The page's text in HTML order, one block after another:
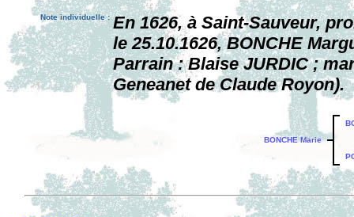
Note individuelle : En 1626, à Saint-Sauveur,
le 25.10.1626, BONCHE
Parrain : Blaise JURDIC ;
Geneanet de Claude Royon).
BONCHE Marie